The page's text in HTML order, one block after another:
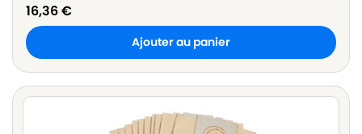
16,36€
Ajouter au panier